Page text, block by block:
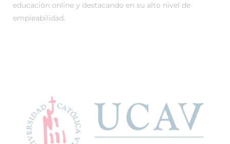
educación online y destacando en su alto nivel de
empleabilidad.